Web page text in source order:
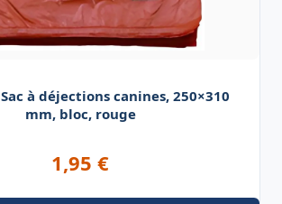
à déjections canines, 250×310
mm, bloc, rouge
1,95 €